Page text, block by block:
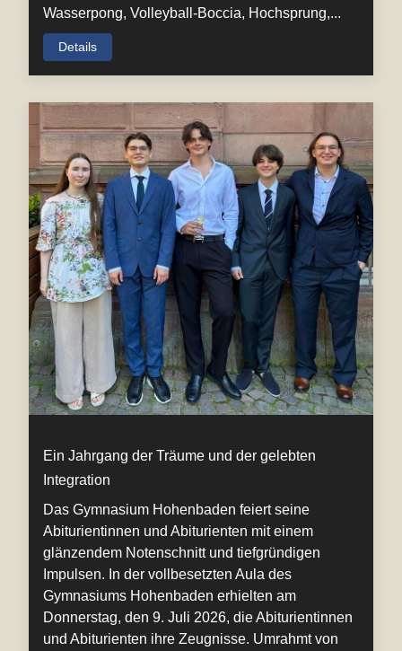
Wasserpong, Volleyball-Boccia, Hochsprung,...
Details
Ein Jahrgang der Träume und der gelebten
Integration
Das Gymnasium Hohenbaden feiert seine
Abiturientinnen und Abiturienten mit einem
glänzendem Notenschnitt und tiefgründigen
Impulsen. In der vollbesetzten Aula des
Gymnasiums Hohenbaden erhielten am
Donnerstag, den 9. Juli 2026, die Abiturientinnen
und Abiturienten ihre Zeugnisse. Umrahmt von